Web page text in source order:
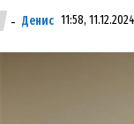
- Денис 11:58, 11.12.2024